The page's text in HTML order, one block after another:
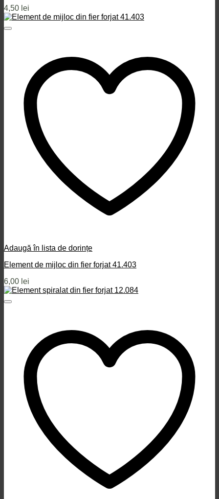
4,50 lei
Adaugă în lista de dorințe
Element de mijloc din fier forjat 41.403
6,00 lei